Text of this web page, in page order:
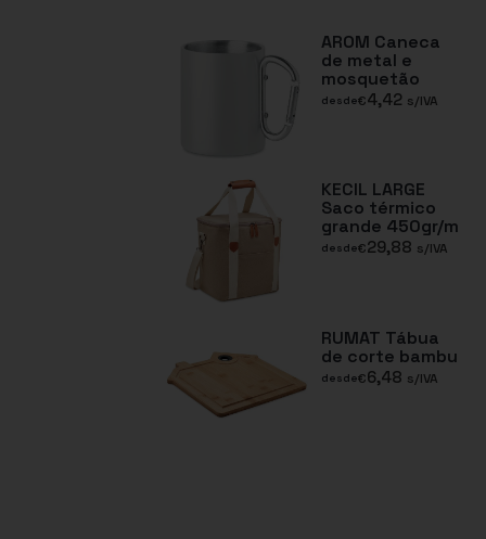
AROM Caneca
de metal e
mosquetão
desde€4,42 s/IVA
KECIL LARGE
Saco térmico
grande 450gr/m
desde€29,88 s/IVA
RUMAT Tábua
de corte bambu
desde€6,48 s/IVA